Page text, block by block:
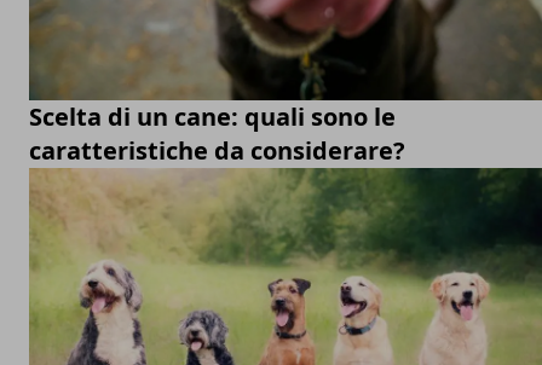
Scelta di un cane: quali sono le
caratteristiche da considerare?